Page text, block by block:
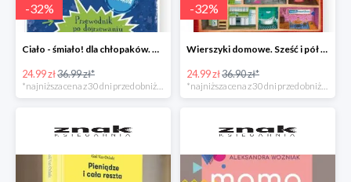
-32%
Ciało - śmiało! dla chłopaków. Przewodnik po dojrzewaniu -32%
24.99 zł36.99 zł*
*najniższa cena z 30 dni przed obniżką
-32%
Wierszyki domowe. Sześć i pół tuzinka wierszyków Rusinka -32%
24.99 zł36.90 zł*
*najniższa cena z 30 dni przed obniżką